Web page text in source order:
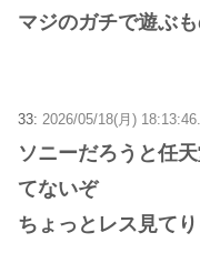
マジのガチで遊ぶ
33: 2026/05/18(月)
ソニーだろうと任
てないぞ
ちょっとレス見て